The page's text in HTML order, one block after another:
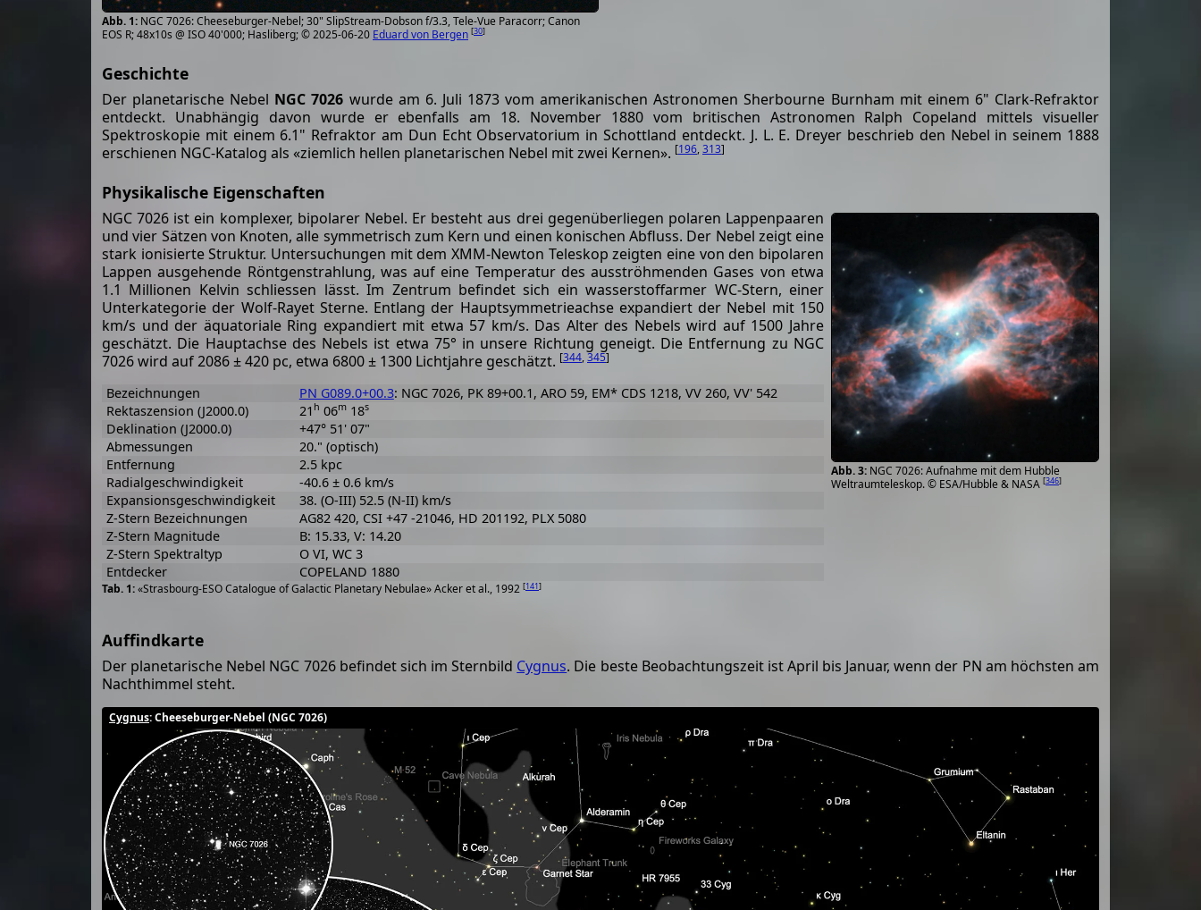
NGC 7026: Cheeseburger-Nebel; 30" SlipStream-Dobson f/3.3, Tele-Vue Paracorr; Canon
EOS R; 48x10s @ ISO 40'000; Hasliberg; © 2025-06-20 Eduard von Bergen [30]
Geschichte
Der planetarische Nebel NGC 7026 wurde am 6. Juli 1873 vom amerikanischen Astronomen Sherbourne Burnham mit einem 6" Clark-Refraktor
entdeckt. Unabhängig davon wurde er ebenfalls am 18. November 1880 vom britischen Astronomen Ralph Copeland mittels visueller
Spektroskopie mit einem 6.1" Refraktor am Dun Echt Observatorium in Schottland entdeckt. J. L. E. Dreyer beschrieb den Nebel in seinem 1888
erschienen NGC-Katalog als «ziemlich hellen planetarischen Nebel mit zwei Kernen». [196,313]
Physikalische Eigenschaften
NGC 7026: Aufnahme mit dem Hubble
Weltraumteleskop. © ESA/Hubble & NASA [346]
NGC 7026 ist ein komplexer, bipolarer Nebel. Er besteht aus drei gegenüberliegen polaren Lappenpaaren
und vier Sätzen von Knoten, alle symmetrisch zum Kern und einen konischen Abfluss. Der Nebel zeigt eine
stark ionisierte Struktur. Untersuchungen mit dem XMM-Newton Teleskop zeigten eine von den bipolaren
Lappen ausgehende Röntgenstrahlung, was auf eine Temperatur des ausströhmenden Gases von etwa
1.1 Millionen Kelvin schliessen lässt. Im Zentrum befindet sich ein wasserstoffarmer WC-Stern, einer
Unterkategorie der Wolf-Rayet Sterne. Entlang der Hauptsymmetrieachse expandiert der Nebel mit 150
km/s und der äquatoriale Ring expandiert mit etwa 57 km/s. Das Alter des Nebels wird auf 1500 Jahre
geschätzt. Die Hauptachse des Nebels ist etwa 75° in unsere Richtung geneigt. Die Entfernung zu NGC
7026 wird auf 2086 ± 420 pc, etwa 6800 ± 1300 Lichtjahre geschätzt. [344,345]
«Strasbourg-ESO Catalogue of Galactic Planetary Nebulae» Acker et al., 1992 [141]
Bezeichnungen PN G089.0+00.3: NGC 7026, PK 89+00.1, ARO 59, EM* CDS 1218, VV 260, VV' 542
Rektaszension (J2000.0)
21 h 06m18s
Deklination (J2000.0)
+47° 51' 07"
Abmessungen
20." (optisch)
Entfernung
2.5 kpc
Radialgeschwindigkeit
-40.6 ± 0.6 km/s
Expansionsgeschwindigkeit
38. (O-III) 52.5 (N-II) km/s
Z-Stern Bezeichnungen
AG82 420, CSI +47 -21046, HD 201192, PLX 5080
Z-Stern Magnitude
B: 15.33, V: 14.20
Z-Stern Spektraltyp
O VI, WC 3
Entdecker
COPELAND 1880
Auffindkarte
Der planetarische Nebel NGC 7026 befindet sich im Sternbild Cygnus. Die beste Beobachtungszeit ist April bis Januar, wenn der PN am höchsten am
Nachthimmel steht.
Cygnus: Cheeseburger-Nebel (NGC 7026)